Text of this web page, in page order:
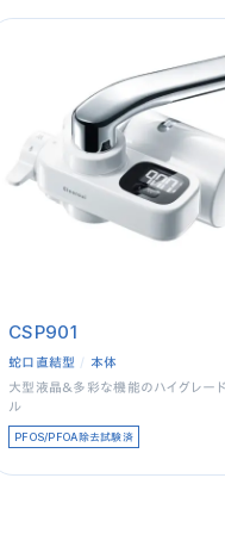
CSP901
蛇口直結型
本体
大型液晶＆多彩な機能のハイグレー
ル
PFOS/PFOA除去試験済